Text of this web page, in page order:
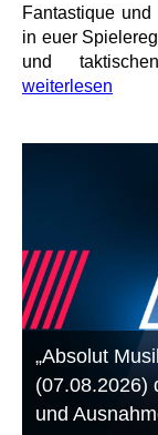
Fantastique
in euer
und
weiterlesen
„Absolut
(07.08.2026)
und